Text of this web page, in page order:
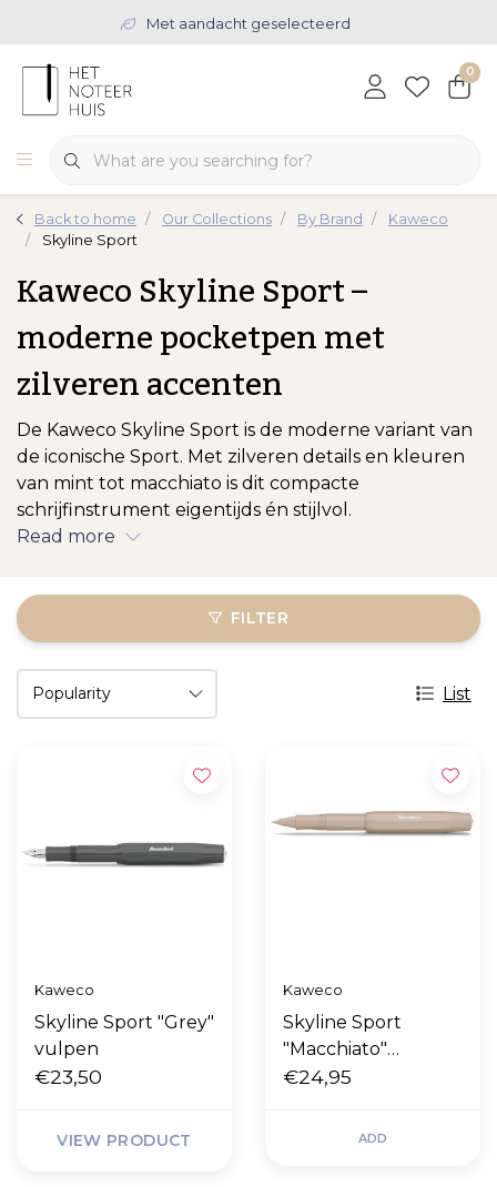
Met aandacht geselecteerd
0
Back to home Our Collections By Brand
Kaweco
Skyline Sport
Kaweco Skyline Sport –
moderne pocketpen met
zilveren accenten
De Kaweco Skyline Sport is de moderne variant van
de iconische Sport. Met zilveren details en kleuren
van mint tot macchiato is dit compacte
schrijfinstrument eigentijds én stijlvol.
Read more
FILTER
List
Kaweco
Skyline Sport "Grey"
vulpen
€23,50
VIEW PRODUCT
Kaweco
Skyline Sport
"Macchiato"
gelroller
€24,95
ADD